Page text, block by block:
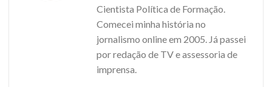
Cientista Política de Formação.
Comecei minha história no
jornalismo online em 2005. Já passei
por redação de TV e assessoria de
imprensa.